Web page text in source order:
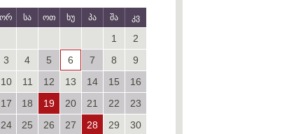
ორ სა ოთ ხუ პა შა კვ
1
2
3
4 5 6 7 8
9
10
11 12 13 14 15
16
17
18 19 20 21 22
23
24
25 26 27 28 29
30